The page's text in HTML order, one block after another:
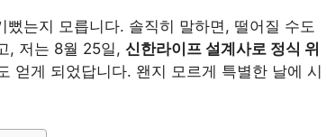
는지 모릅니다. 솔직히 말하면, 떨어질 수도
, 저는 8월 25일, 신한라이프 설계사로 정식 위
얻게 되었답니다. 왠지 모르게 특별한 날에 시